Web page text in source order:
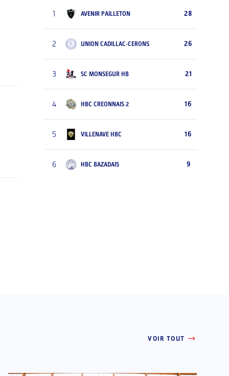
1 AVENIR PAILLETON 28
2 UNION CADILLAC-CERONS 26
3 SC MONSEGUR HB 21
4 HBC CREONNAIS 2 16
5 VILLENAVE HBC 16
6 HBC BAZADAIS 9
VOIR TOUT